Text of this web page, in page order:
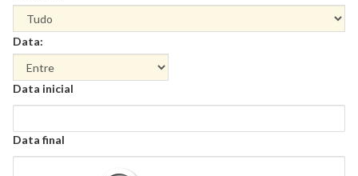
Data:
Data
Data inicial
Data
Data final